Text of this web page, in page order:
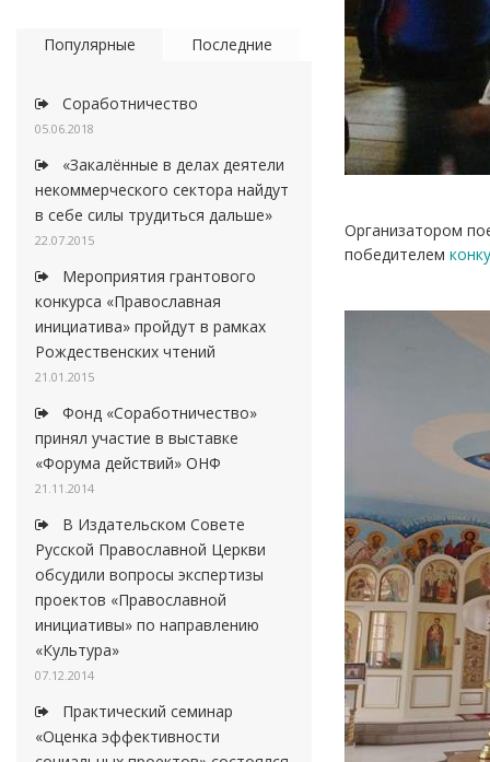
Популярные Последние
Соработничество
05.06.2018
«Закалённые в делах деятели
некоммерческого сектора найдут
в себе силы трудиться дальше»
22.07.2015
Мероприятия грантового
конкурса «Православная
инициатива» пройдут в рамках
Рождественских чтений
21.01.2015
Фонд «Соработничество»
принял участие в выставке
«Форума действий» ОНФ
21.11.2014
В Издательском Совете
Русской Православной Церкви
обсудили вопросы экспертизы
проектов «Православной
инициативы» по направлению
«Культура»
07.12.2014
Практический семинар
«Оценка эффективности
Организатором
победителем